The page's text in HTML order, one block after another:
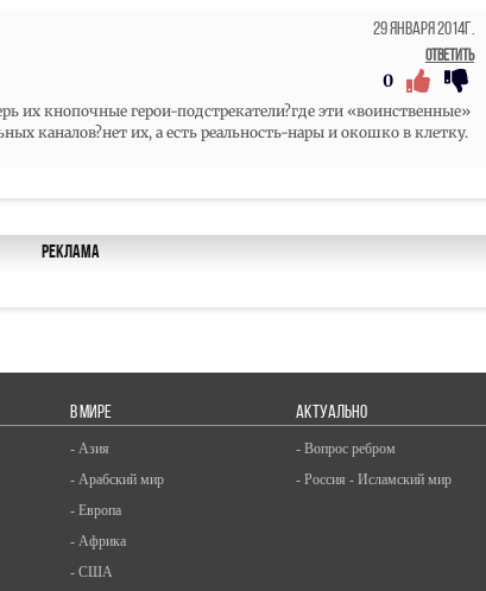
29 Января 2014г.
Ответить
0
их кнопочные герои-подстрекатели?где эти «воинственные»
каналов?нет их, а есть реальность-нары и окошко в клетку.
Реклама
В МИРЕ
- Азия
- Арабский мир
- Европа
- Африка
- США
АКТУАЛЬНО
- Вопрос ребром
- Россия - Исламский мир